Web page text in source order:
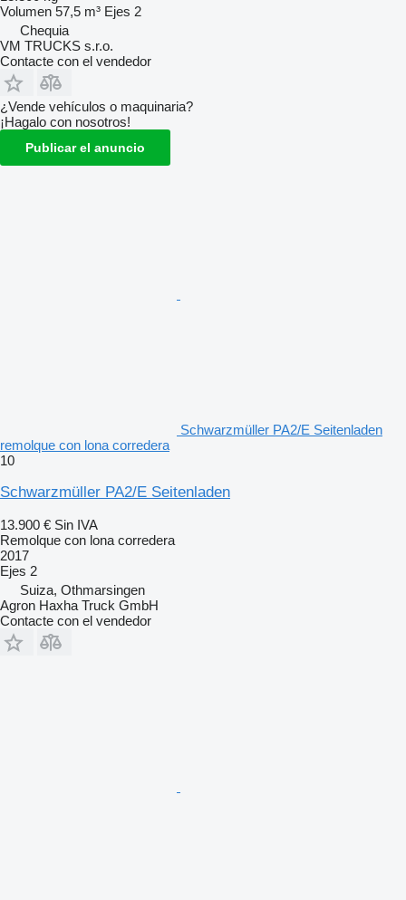
Volumen 57,5 m³ Ejes 2
Chequia
VM TRUCKS s.r.o.
Contacte con el vendedor
¿Vende vehículos o maquinaria?
¡Hagalo con nosotros!
Publicar el anuncio
Schwarzmüller PA2/E Seitenladen
remolque con lona corredera
10
Schwarzmüller PA2/E Seitenladen
13.900 € Sin IVA
Remolque con lona corredera
2017
Ejes 2
Suiza, Othmarsingen
Agron Haxha Truck GmbH
Contacte con el vendedor